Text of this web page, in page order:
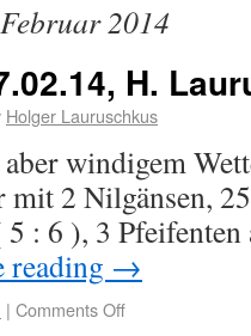
Februar 2014
H.
Holger Lauruschkus
windigem
mit 2 Nilgänsen,
: 6 ), 3
reading →
| Comments Off